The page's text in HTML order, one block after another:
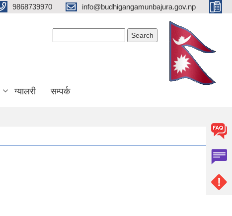
9868739970 info@budhigangamunbajura.gov.np
ग्यालरी सम्पर्क